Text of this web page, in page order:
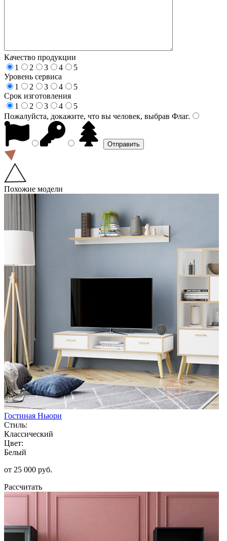
Качество продукции
1
2 3 4
5
Уровень сервиса
1
2 3 4
5
Срок изготовления
1
2 3 4
5
Пожалуйста, докажите, что вы человек, выбрав Флаг.
Похожие модели
Гостиная Ньюри
Стиль:
Классический
Цвет:
Белый
от 25 000 руб.
Рассчитать